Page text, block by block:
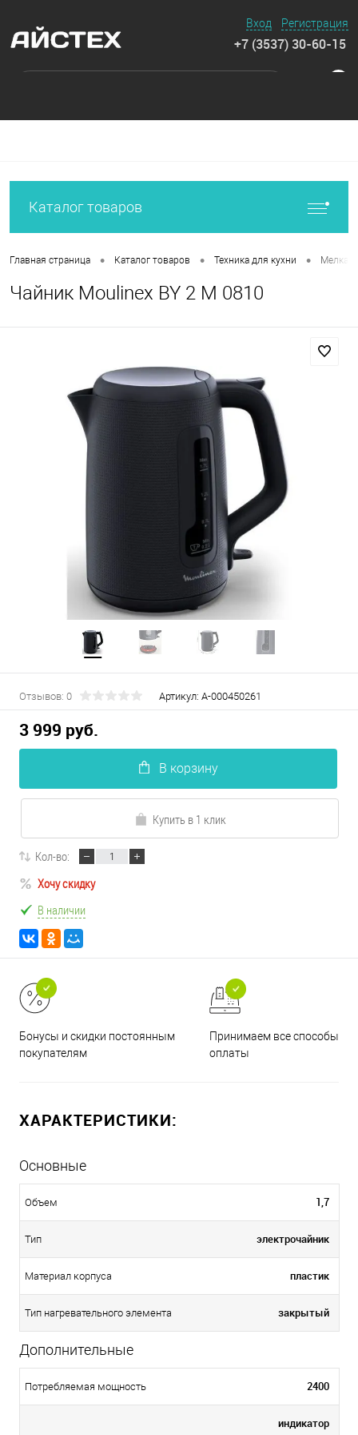
Вход Регистрация
+7 (3537) 30-60-15
Каталог товаров
Главная страница • Каталог товаров • Техника для кухни • Мелкая
Чайник Moulinex BY 2 M 0810
Отзывов: 0 Артикул: А-000450261
3 999 руб.
В корзину
Купить в 1 клик
Кол-во:
Хочу скидку
В наличии
Бонусы и скидки постоянным
покупателям
Принимаем все способы
оплаты
ХАРАКТЕРИСТИКИ:
Основные
Объем 1,7
Тип электрочайник
Материал корпуса пластик
Тип нагревательного элемента закрытый
Дополнительные
Потребляемая мощность 2400
индикатор